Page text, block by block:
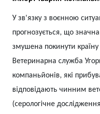
У зв'язку з воєнною
прогнозується, що
змушена покинути
Ветеринарна служба
компаньйонів, які
відповідають чинним
(серологічне